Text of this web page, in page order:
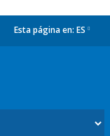
Esta página en: ES